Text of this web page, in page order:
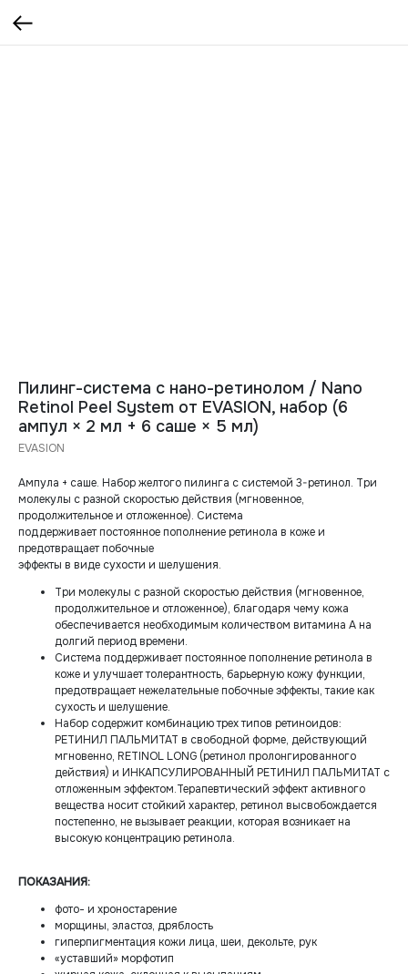
Пилинг-система с нано-ретинолом / Nano
Retinol Peel System от EVASION, набор (6
ампул × 2 мл + 6 саше × 5 мл)
EVASION
Ампула + саше. Набор желтого пилинга с системой 3-ретинол. Три
молекулы с разной скоростью действия (мгновенное,
продолжительное и отложенное). Система
поддерживает постоянное пополнение ретинола в коже и
предотвращает побочные
эффекты в виде сухости и шелушения.
Три молекулы с разной скоростью действия (мгновенное,
продолжительное и отложенное), благодаря чему кожа
обеспечивается необходимым количеством витамина А на
долгий период времени.
Система поддерживает постоянное пополнение ретинола в
коже и улучшает толерантность, барьерную кожу функции,
предотвращает нежелательные побочные эффекты, такие как
сухость и шелушение.
Набор содержит комбинацию трех типов ретиноидов:
РЕТИНИЛ ПАЛЬМИТАТ в свободной форме, действующий
мгновенно, RETINOL LONG (ретинол пролонгированного
действия) и ИНКАПСУЛИРОВАННЫЙ РЕТИНИЛ ПАЛЬМИТАТ с
отложенным эффектом.Терапевтический эффект активного
вещества носит стойкий характер, ретинол высвобождается
постепенно, не вызывает реакции, которая возникает на
высокую концентрацию ретинола.
ПОКАЗАНИЯ:
фото- и хроностарение
морщины, эластоз, дряблость
гиперпигментация кожи лица, шеи, декольте, рук
«уставший» морфотип